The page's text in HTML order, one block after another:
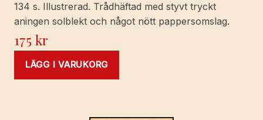
134 s. Illustrerad. Trådhäftad med styvt tryckt
aningen solblekt och något nött pappersomslag.
175kr
LÄGG I VARUKORG